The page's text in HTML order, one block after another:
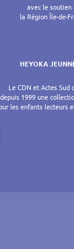
avec le soutien
la Région Île-de-
HEYOKA
Le CDN et Actes Sud
depuis 1999 une
les enfants lecteurs